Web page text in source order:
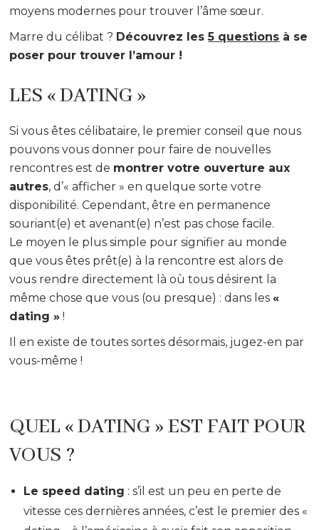
moyens modernes pour trouver l’âme sœur.
Marre du célibat ? Découvrez les5 questions à se
poser pour trouver l’amour !
LES « DATING »
Si vous êtes célibataire, le premier conseil que nous
pouvons vous donner pour faire de nouvelles
rencontres est de montrer votre ouverture aux
autres, d’« afficher » en quelque sorte votre
disponibilité. Cependant, être en permanence
souriant(e) et avenant(e) n’est pas chose facile.
Le moyen le plus simple pour signifier au monde
que vous êtes prêt(e) à la rencontre est alors de
vous rendre directement là où tous désirent la
même chose que vous (ou presque) : dans les«
dating » !
Il en existe de toutes sortes désormais, jugez-en par
vous-même !
QUEL « DATING » EST FAIT POUR
VOUS ?
Le speed dating : s’il est un peu en perte de
vitesse ces dernières années, c’est le premier des «